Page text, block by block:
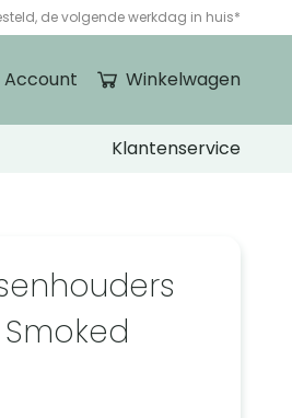
de volgende werkdag in huis*
Winkelwagen
Account
Klantenservice